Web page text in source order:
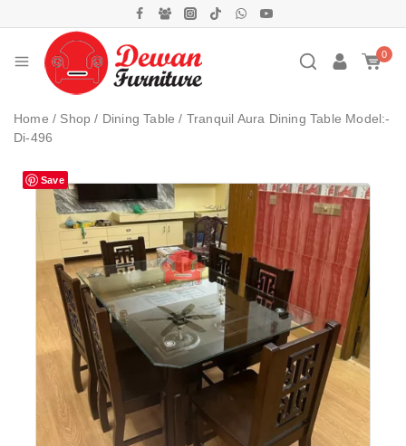
0
Home / Shop / Dining Table / Tranquil Aura Dining Table Model:-
Di-496
Save